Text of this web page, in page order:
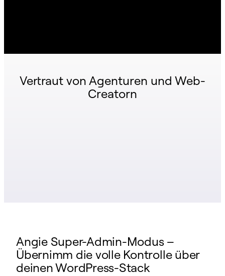
Vertraut von Agenturen und Web-
Creatorn
Angie Super-Admin-Modus –
Übernimm die volle Kontrolle über
deinen WordPress-Stack